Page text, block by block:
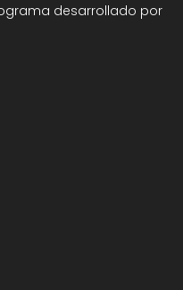
desarrollado por